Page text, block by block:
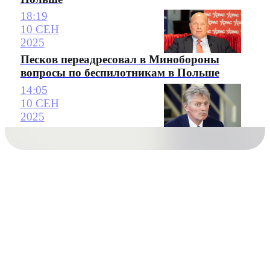
18:19
10 СЕН
2025
Песков переадресовал в Минобороны
вопросы по беспилотникам в Польше
14:05
10 СЕН
2025